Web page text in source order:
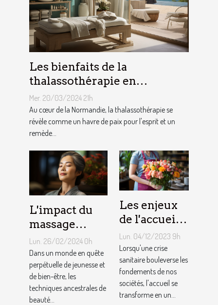
Les bienfaits de la
thalassothérapie en
Normandie : entre soin et
évasion
Mer. 20/03/2024 21h
Au cœur de la Normandie, la thalassothérapie se
révèle comme un havre de paix pour l'esprit et un
remède...
L'impact du
massage
Kobido sur la
qualité de la
peau et la
prévention du
vieillissement
Lun. 26/02/2024 0h
Dans un monde en quête
perpétuelle de jeunesse et
de bien-être, les
techniques ancestrales de
beauté...
Les enjeux
de l'accueil
en période
de crise
sanitaire
Lun. 04/12/2023 9h
Lorsqu'une crise
sanitaire bouleverse les
fondements de nos
sociétés, l'accueil se
transforme en un...